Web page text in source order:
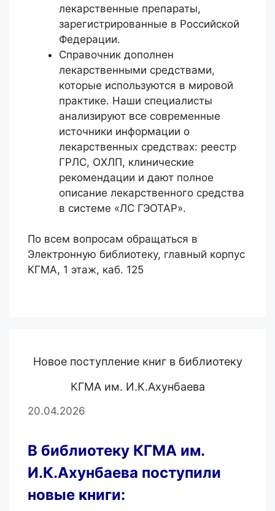
лекарственные препараты,
зарегистрированные в Российской
Федерации.
Справочник дополнен
лекарственными средствами,
которые используются в мировой
практике. Наши специалисты
анализируют все современные
источники информации о
лекарственных средствах: реестр
ГРЛС, ОХЛП, клинические
рекомендации и дают полное
описание лекарственного средства
в системе «ЛС ГЭОТАР».
По всем вопросам обращаться в
Электронную библиотеку, главный корпус
КГМА, 1 этаж, каб. 125
Новое поступление книг в библиотеку
КГМА им. И.К.Ахунбаева
20.04.2026
В библиотеку КГМА им.
И.К.Ахунбаева поступили
новые книги: